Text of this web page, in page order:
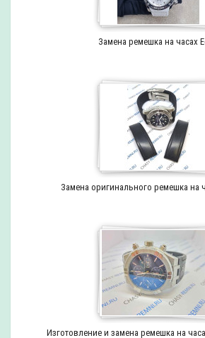
Замена ремешка на часах
Замена оригинального ремешка на
Изготовление и замена ремешка на